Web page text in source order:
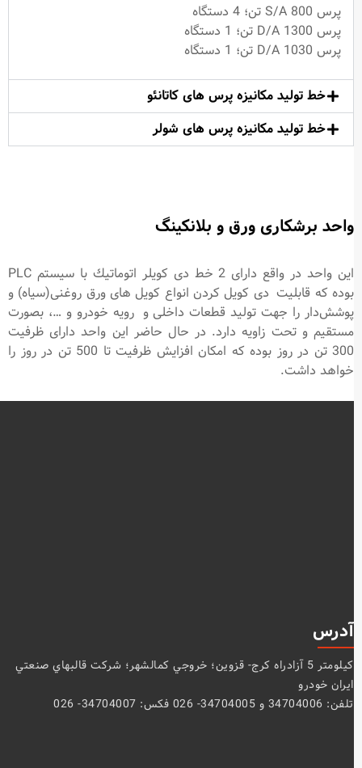
پرس S/A 800 تن؛ 4 دستگاه
پرس D/A 1300 تن؛ 1 دستگاه
پرس D/A 1030 تن؛ 1 دستگاه
خط تولید مکانیزه پرس های کاتانئو
خط تولید مکانیزه پرس ­های شولر
واحد برشكاری ورق و بلانکینگ
این واحد در واقع دارای 2 خط دی كويلر اتوماتيك با سيستم PLC
بوده که قابليت دی كويل كردن انواع کویل های ورق روغنی(سیاه) و
پوشش‌دار را جهت تولید قطعات داخلی و رویه خودرو و …، بصورت
مستقيم و تحت زاويه دارد. در حال حاضر این واحد دارای ظرفیت
300 تن در روز بوده كه امکان افزایش ظرفیت تا 500 تن در روز را
خواهد داشت.
آدرس
كيلومتر 5 آزادراه كرج- قزوين؛ خروجي كمالشهر؛ شركت قالبهاي صنعتي
ايران خودرو
تلفن: 34704006 و 34704005- 026 فکس: 34704007- 026